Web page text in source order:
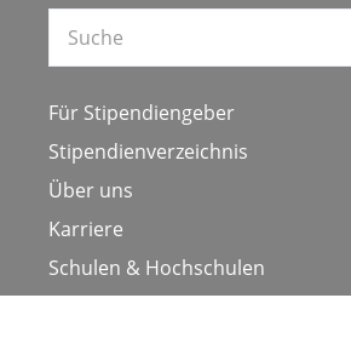
Für Stipendiengeber
Stipendienverzeichnis
Über uns
Karriere
Schulen & Hochschulen